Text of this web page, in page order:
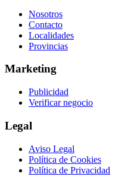
Nosotros
Contacto
Localidades
Provincias
Marketing
Publicidad
Verificar negocio
Legal
Aviso Legal
Política de Cookies
Política de Privacidad